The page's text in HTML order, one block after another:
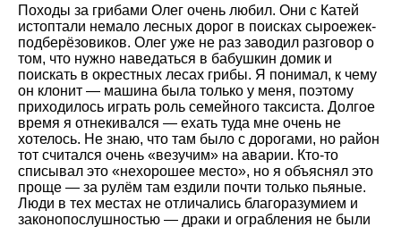
Походы за грибами Олег очень любил. Они с Катей
истоптали немало лесных дорог в поисках сыроежек-
подберёзовиков. Олег уже не раз заводил разговор о
том, что нужно наведаться в бабушкин домик и
поискать в окрестных лесах грибы. Я понимал, к чему
он клонит — машина была только у меня, поэтому
приходилось играть роль семейного таксиста. Долгое
время я отнекивался — ехать туда мне очень не
хотелось. Не знаю, что там было с дорогами, но район
тот считался очень «везучим» на аварии. Кто-то
списывал это «нехорошее место», но я объяснял это
проще — за рулём там ездили почти только пьяные.
Люди в тех местах не отличались благоразумием и
законопослушностью — драки и ограбления не были